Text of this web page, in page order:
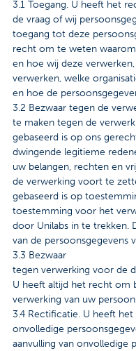
3.1 Toegang. U heeft het
de vraag of wij
toegang tot deze
recht om te weten
en hoe wij deze
verwerken, welke
en hoe de
3.2 Bezwaar tegen de
te maken tegen de
gebaseerd is op ons
dwingende legitieme
uw belangen, rechten en
de verwerking voort te
gebaseerd is op
toestemming voor het
door Unilabs in te trekken.
van de
3.3 Bezwaar
tegen verwerking voor de
U heeft altijd het recht om
verwerking van uw
3.4 Rectificatie. U heeft
onvolledige
aanvulling van onvolledige